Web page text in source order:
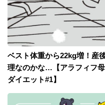
ベスト体重から22kg増！産
理なのかな…【アラフィフ
ダイエット#1】